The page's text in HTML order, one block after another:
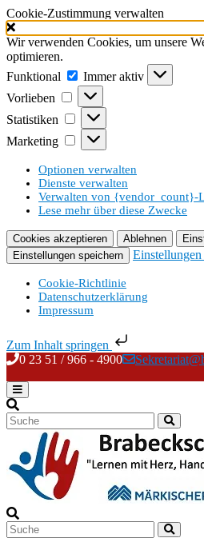
Cookie-Zustimmung verwalten
Wir verwenden Cookies, um unsere
optimieren.
Funktional
Funktional
Immer aktiv
Vorlieben
Vorlieben
Statistiken Statistiken
Marketing Marketing
Optionen verwalten
Dienste verwalten
Verwalten von {vendor_count}-
Lese mehr über diese Zwecke
Cookies akzeptieren Ablehnen
Einstellungen speichern
Einstellungen
Cookie-Richtlinie
Datenschutzerklärung
Impressum
Zum Inhalt springen
Skip
content
0 23 51 / 966 - 4900